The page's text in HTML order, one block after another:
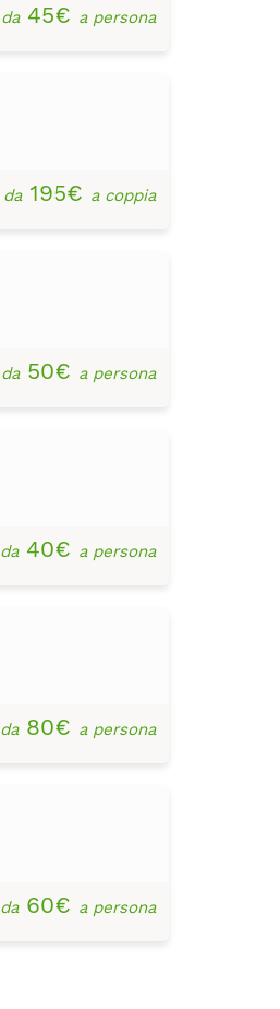
da45€ a persona
da195€ a coppia
da50€ a persona
da40€ a persona
da80€ a persona
da60€ a persona